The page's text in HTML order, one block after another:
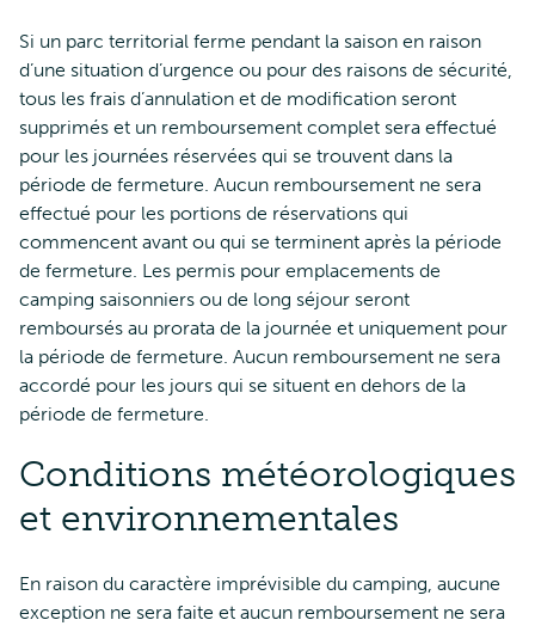
Si un parc territorial ferme pendant la saison en raison
d’une situation d’urgence ou pour des raisons de sécurité,
tous les frais d’annulation et de modification seront
supprimés et un remboursement complet sera effectué
pour les journées réservées qui se trouvent dans la
période de fermeture. Aucun remboursement ne sera
effectué pour les portions de réservations qui
commencent avant ou qui se terminent après la période
de fermeture. Les permis pour emplacements de
camping saisonniers ou de long séjour seront
remboursés au prorata de la journée et uniquement pour
la période de fermeture. Aucun remboursement ne sera
accordé pour les jours qui se situent en dehors de la
période de fermeture.
Conditions météorologiques
et environnementales
En raison du caractère imprévisible du camping, aucune
exception ne sera faite et aucun remboursement ne sera